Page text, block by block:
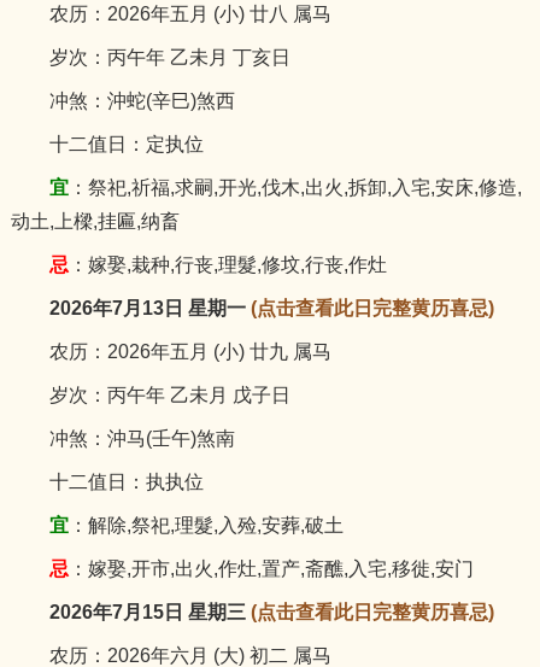
农历：2026年五月 (小) 廿八 属马
岁次：丙午年 乙未月 丁亥日
冲煞：沖蛇(辛巳)煞西
十二值日：定执位
宜：祭祀,祈福,求嗣,开光,伐木,出火,拆卸,入宅,安床,修造,
动土,上樑,挂匾,纳畜
忌 ：嫁娶,栽种,行丧,理髮,修坟,行丧,作灶
2026年7月13日 星期一 (点击查看此日完整黄历喜忌)
农历：2026年五月 (小) 廿九 属马
岁次：丙午年 乙未月 戊子日
冲煞：沖马(壬午)煞南
十二值日：执执位
宜：解除,祭祀,理髮,入殓,安葬,破土
忌 ：嫁娶,开市,出火,作灶,置产,斋醮,入宅,移徙,安门
2026年7月15日 星期三 (点击查看此日完整黄历喜忌)
农历：2026年六月 (大) 初二 属马